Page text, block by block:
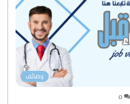
وظائف
0